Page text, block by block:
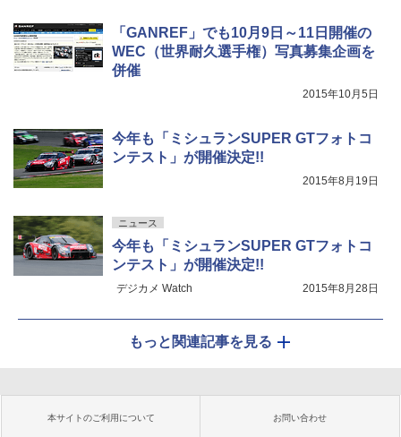
「GANREF」でも10月9日～11日開催の
WEC（世界耐久選手権）写真募集企画を
併催
2015年10月5日
今年も「ミシュランSUPER GTフォトコ
ンテスト」が開催決定!!
2015年8月19日
ニュース
今年も「ミシュランSUPER GTフォトコ
ンテスト」が開催決定!!
デジカメ Watch 2015年8月28日
もっと関連記事を見る
本サイトのご利用について お問い合わせ